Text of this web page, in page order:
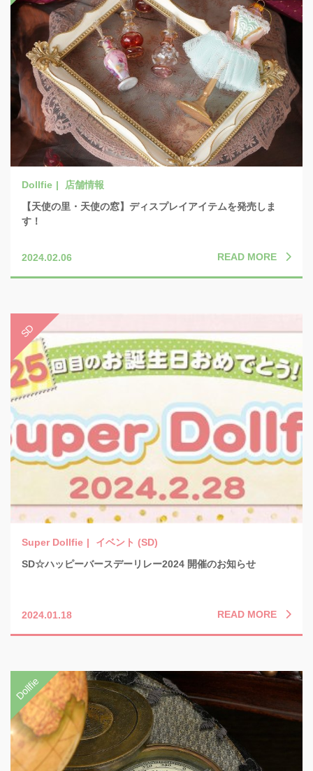
店舗情報
【天使の里・天使の窓】ディスプレイアイテムを発売しま
す！
2024.02.06 READ MORE
イベント (SD)
SD☆ハッピーバースデーリレー2024 開催のお知らせ
2024.01.18 READ MORE